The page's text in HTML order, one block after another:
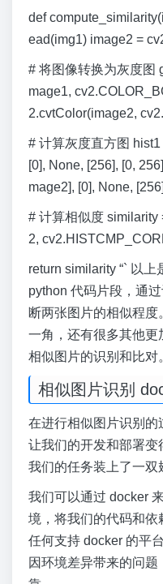
def
ead(img1) image2 =
# 将图像转换为灰度图
mage1,
2.cvtColor(image2,
# 计算灰度直方图
[0], None, [256], [0,
mage2], [0], None,
# 计算相似度 similarity
2,
return similarity “` 以
python 代码片段，通
断两张图片的相似程
一角，还有很多其他
相似图片的识别和比对
相似图片识别
在进行相似图片识别的
让我们的开发和部署
我们的任务装上了一双
我们可以通过 docker
境，将我们的代码和依
任何支持 docker 的平
因环境差异带来的问